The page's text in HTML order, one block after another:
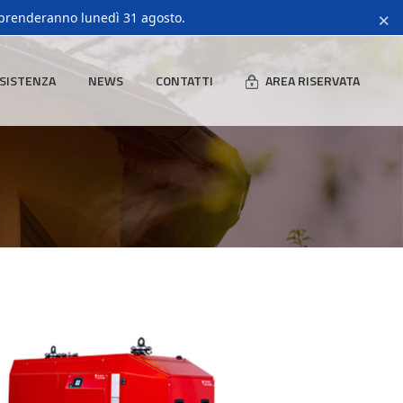
NEWS CONTATTI AREA RISERVATA
lunedì 31 agosto. ×